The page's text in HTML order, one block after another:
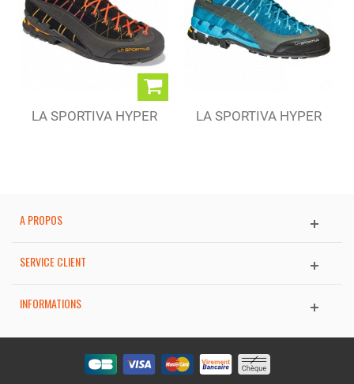
LA SPORTIVA HYPER
LA SPORTIVA HYPER
A PROPOS
SERVICE CLIENT
INFORMATIONS